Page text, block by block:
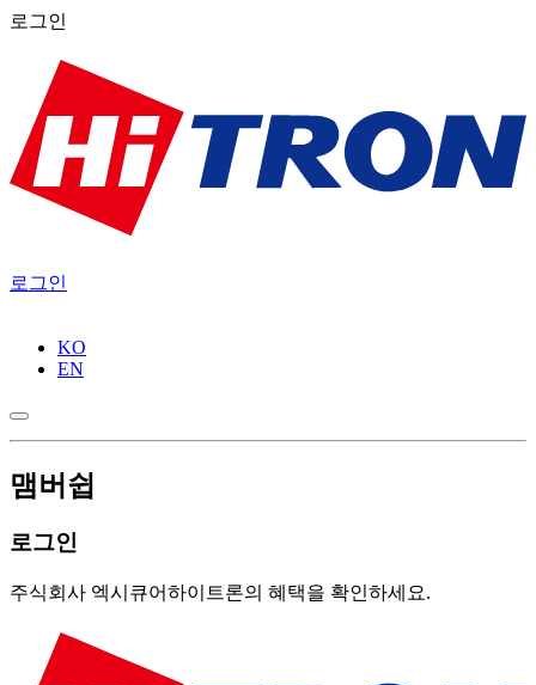
로그인
로그인
KO
EN
맴버쉽
로그인
주식회사 엑시큐어하이트론의 혜택을 확인하세요.